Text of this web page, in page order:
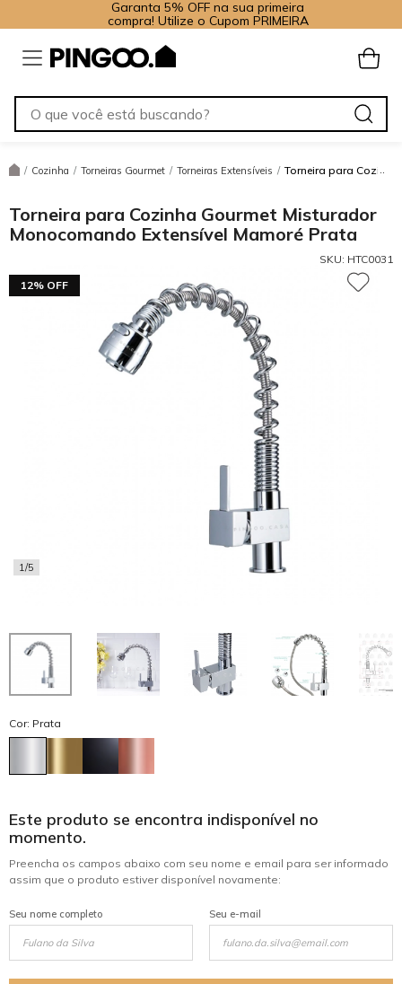
Garanta 5% OFF na sua primeira
compra! Utilize o Cupom PRIMEIRA
/ Cozinha / Torneiras Gourmet / Torneiras Extensíveis / Torneira para
Torneira para Cozinha Gourmet Misturador
Monocomando Extensível Mamoré Prata
SKU: HTC0031
12% OFF
1/5
Cor: Prata
Este produto se encontra indisponível no
momento.
Preencha os campos abaixo com seu nome e email para ser informado
assim que o produto estiver disponível novamente:
Seu nome completo Seu e-mail